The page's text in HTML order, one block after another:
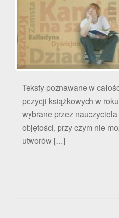
Teksty poznawane w
pozycji książkowych w
wybrane przez
objętości, przy czym nie
utworów […]